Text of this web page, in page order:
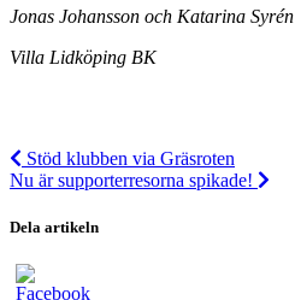
Jonas Johansson och Katarina Syrén
Villa Lidköping BK
Stöd klubben via Gräsroten
Nu är supporterresorna spikade!
Dela artikeln